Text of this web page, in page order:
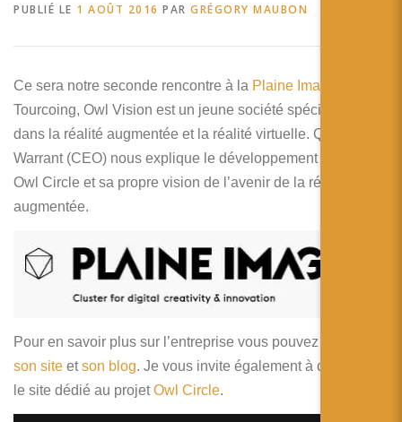
Français
Deutsch
简体中文
Español
PUBLIÉ LE 1 AOÛT 2016 PAR GRÉGORY MAUBON
Ce sera notre seconde rencontre à la Plaine Images
Tourcoing, Owl Vision est un jeune société spécialisée
dans la réalité augmentée et la réalité virtuelle. Quentin
Warrant (CEO) nous explique le développement du projet
Owl Circle et sa propre vision de l’avenir de la réalité
augmentée.
Pour en savoir plus sur l’entreprise vous pouvez consulter
son site etson blog. Je vous invite également à consulter
le site dédié au projetOwl Circle.